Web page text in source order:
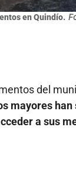
en Quindío.
del
mayores
a sus